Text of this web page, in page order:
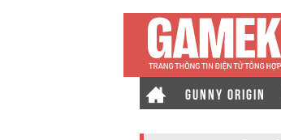
GUNNY ORIGIN